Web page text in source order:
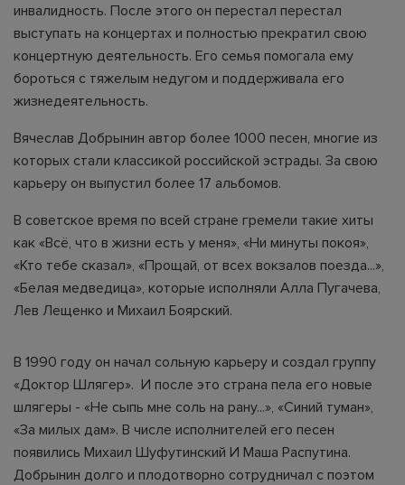
инвалидность. После этого он перестал перестал
выступать на концертах и полностью прекратил свою
концертную деятельность. Его семья помогала ему
бороться с тяжелым недугом и поддерживала его
жизнедеятельность.
Вячеслав Добрынин автор более 1000 песен, многие из
которых стали классикой российской эстрады. За свою
карьеру он выпустил более 17 альбомов.
В советское время по всей стране гремели такие хиты
как «Всё, что в жизни есть у меня», «Ни минуты покоя»,
«Кто тебе сказал», «Прощай, от всех вокзалов поезда...»,
«Белая медведица», которые исполняли Алла Пугачева,
Лев Лещенко и Михаил Боярский.
В 1990 году он начал сольную карьеру и создал группу
«Доктор Шлягер». И после это страна пела его новые
шлягеры - «Не сыпь мне соль на рану...», «Синий туман»,
«За милых дам». В числе исполнителей его песен
появились Михаил Шуфутинский И Маша Распутина.
Добрынин долго и плодотворно сотрудничал с поэтом